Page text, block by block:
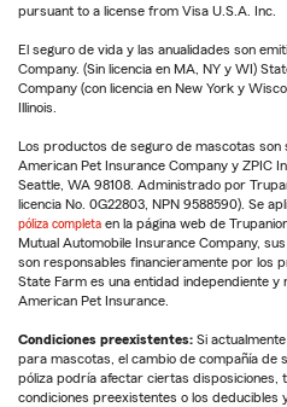
pursuant to a license from Visa U.S.A. Inc.
El seguro de vida y las anualidades son
Company. (Sin licencia en MA, NY y WI)
Company (con licencia en New York y
Illinois.
Los productos de seguro de mascotas
American Pet Insurance Company y ZPIC
Seattle, WA 98108. Administrado por
licencia No. 0G22803, NPN 9588590). Se
póliza completa en la página web de
Mutual Automobile Insurance Company,
son responsables financieramente por los
State Farm es una entidad independiente y
American Pet Insurance.
Condiciones preexistentes: Si
para mascotas, el cambio de compañía de
póliza podría afectar ciertas disposiciones,
condiciones preexistentes o los deducibles